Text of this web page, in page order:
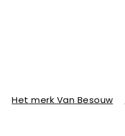
Het merk Van Besouw